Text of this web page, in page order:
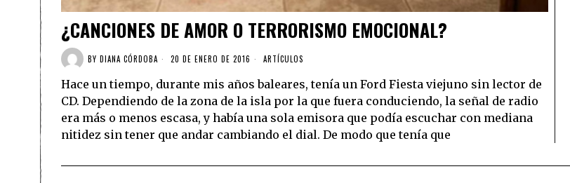
¿CANCIONES DE AMOR O TERRORISMO EMOCIONAL?
BY DIANA CÓRDOBA 20 DE ENERO DE 2016 ARTÍCULOS
Hace un tiempo, durante mis años baleares, tenía un Ford Fiesta viejuno sin lector de
CD. Dependiendo de la zona de la isla por la que fuera conduciendo, la señal de radio
era más o menos escasa, y había una sola emisora que podía escuchar con mediana
nitidez sin tener que andar cambiando el dial. De modo que tenía que